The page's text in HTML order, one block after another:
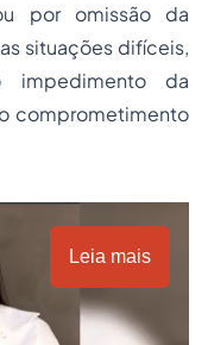
por omissão da
situações difíceis,
da
comprometimento
Leia mais